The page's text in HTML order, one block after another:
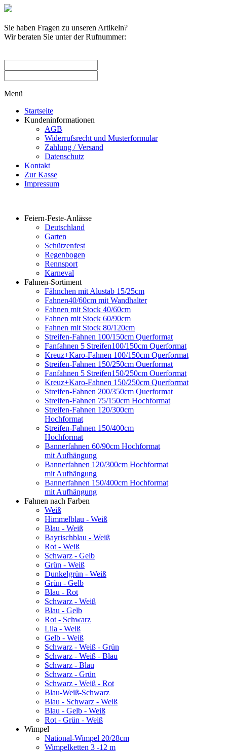
Sie haben Fragen zu unseren Artikeln?
Wir beraten Sie unter der Rufnummer:
Menü
Startseite
Kundeninformationen
AGB
Widerrufsrecht und Musterformular
Zahlung / Versand
Datenschutz
Kontakt
Zur Kasse
Impressum
Feiern-Feste-Anlässe
Deutschland
Garten
Schützenfest
Regenbogen
Rennsport
Karneval
Fahnen-Sortiment
Fähnchen mit Alustab 15/25cm
Fahnen40/60cm mit Wandhalter
Fahnen mit Stock 40/60cm
Fahnen mit Stock 60/90cm
Fahnen mit Stock 80/120cm
Streifen-Fahnen 100/150cm Querformat
Fanfahnen 5 Streifen100/150cm Querformat
Kreuz+Karo-Fahnen 100/150cm Querformat
Streifen-Fahnen 150/250cm Ouerformat
Fanfahnen 5 Streifen150/250cm Ouerformat
Kreuz+Karo-Fahnen 150/250cm Querformat
Streifen-Fahnen 200/350cm Querformat
Streifen-Fahnen 75/150cm Hochformat
Streifen-Fahnen 120/300cm
Hochformat
Streifen-Fahnen 150/400cm
Hochformat
Bannerfahnen 60/90cm Hochformat
mit Aufhängung
Bannerfahnen 120/300cm Hochformat
mit Aufhängung
Bannerfahnen 150/400cm Hochformat
mit Aufhängung
Fahnen nach Farben
Weiß
Himmelblau - Weiß
Blau - Weiß
Bayrischblau - Weiß
Rot - Weiß
Schwarz - Gelb
Grün - Weiß
Dunkelgrün - Weiß
Grün - Gelb
Blau - Rot
Schwarz - Weiß
Blau - Gelb
Rot - Schwarz
Lila - Weiß
Gelb - Weiß
Schwarz - Weiß - Grün
Schwarz - Weiß - Blau
Schwarz - Blau
Schwarz - Grün
Schwarz - Weiß - Rot
Blau-Weiß-Schwarz
Blau - Schwarz - Weiß
Blau - Gelb - Weiß
Rot - Grün - Weiß
Wimpel
National-Wimpel 20/28cm
Wimpelketten 3 -12 m